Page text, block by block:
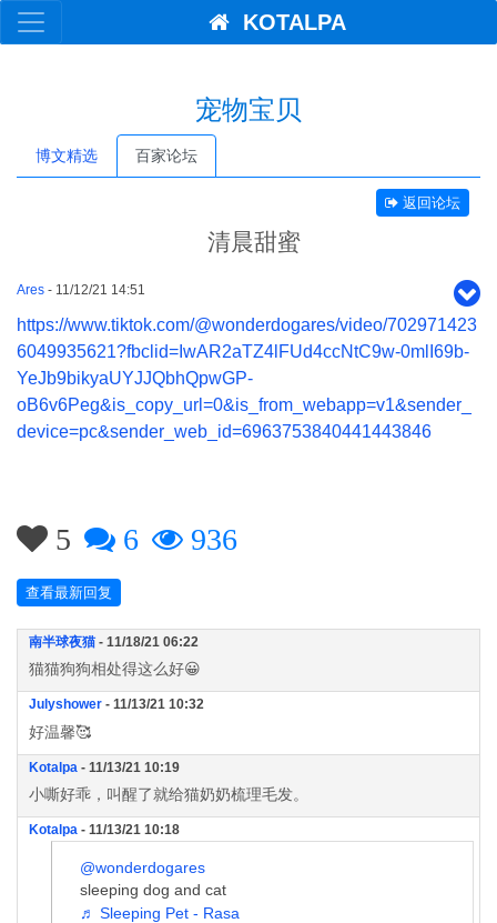
KOTALPA
宠物宝贝
博文精选 百家论坛
返回论坛
清晨甜蜜
Ares - 11/12/21 14:51
https://www.tiktok.com/@wonderdogares/video/702971423
6049935621?fbclid=IwAR2aTZ4lFUd4ccNtC9w-0mlI69b-
YeJb9bikyaUYJJQbhQpwGP-
oB6v6Peg&is_copy_url=0&is_from_webapp=v1&sender_
device=pc&sender_web_id=6963753840441443846
5 6 936
查看最新回复
南半球夜猫 - 11/18/21 06:22
猫猫狗狗相处得这么好😀
Julyshower - 11/13/21 10:32
好温馨🥰
Kotalpa - 11/13/21 10:19
小嘶好乖，叫醒了就给猫奶奶梳理毛发。
Kotalpa - 11/13/21 10:18
@wonderdogares
sleeping dog and cat
♬ Sleeping Pet - Rasa